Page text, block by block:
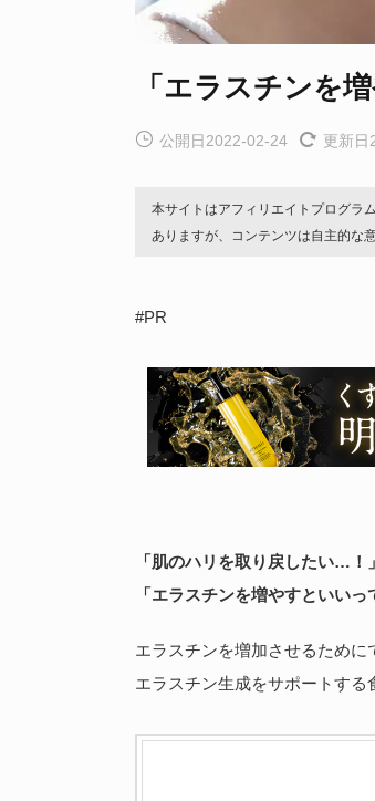
「エラスチンを
公開日2022-02-24 更新日
本サイトはアフィリエイトプログラ
ありますが、コンテンツは自主的な
#PR
「肌のハリを取り戻したい…！」
「エラスチンを増やすといい
エラスチンを増加させるために
エラスチン生成をサポートする